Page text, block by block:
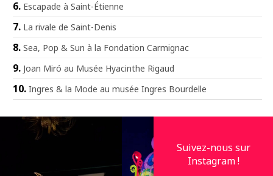
Escapade à Saint-Étienne
La rivale de Saint-Denis
Sea, Pop & Sun à la Fondation Carmignac
Joan Miró au Musée Hyacinthe Rigaud
Ingres & la Mode au musée Ingres Bourdelle
Suivez-nous sur
Instagram !